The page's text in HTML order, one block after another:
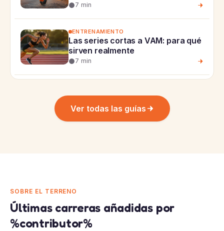
7 min
ENTRENAMIENTO
Las series cortas a VAM: para qué
sirven realmente
7 min
Ver todas las guías
SOBRE EL TERRENO
Últimas carreras añadidas por
%contributor%